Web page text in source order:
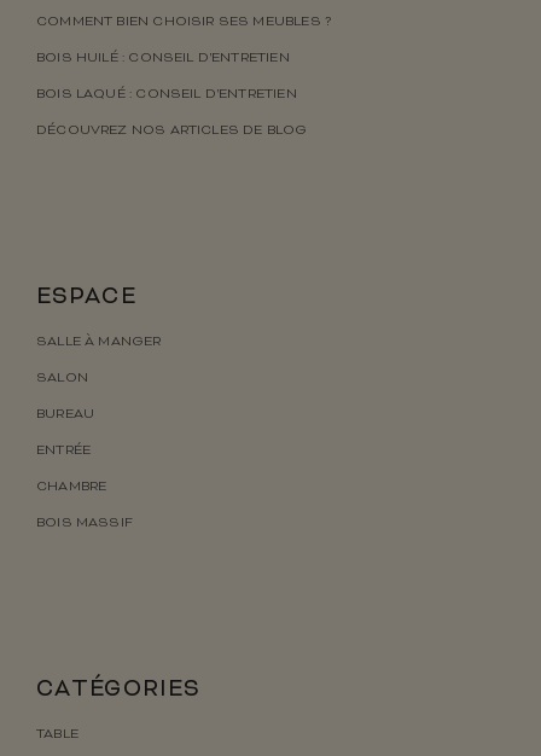
COMMENT BIEN CHOISIR SES MEUBLES ?
BOIS HUILÉ : CONSEIL D’ENTRETIEN
BOIS LAQUÉ : CONSEIL D’ENTRETIEN
DÉCOUVREZ NOS ARTICLES DE BLOG
ESPACE
SALLE À MANGER
SALON
BUREAU
ENTRÉE
CHAMBRE
BOIS MASSIF
CATÉGORIES
TABLE